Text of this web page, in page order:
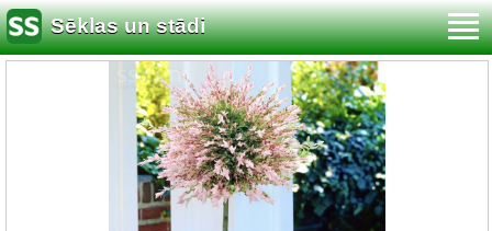
Sēklas un stādi